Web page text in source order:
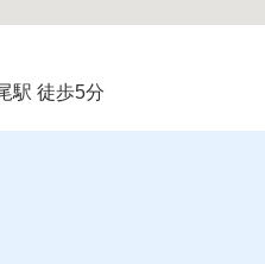
駅 徒歩5分